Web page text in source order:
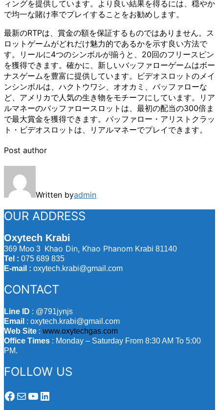
ィングを提供しています。より良い結果を得るには、穏やか
で均一な賭け率でプレイすることをお勧めします。
最新のRTPは、賞金の額を保証するものではありません。ス
ロットゲームがどれだけ魅力的であるかを示す良い方法で
す。リールに4つのシンボルが揃うと、20回のフリースピン
を獲得できます。確かに、新しいバッファローゲームはボー
ナスゲームを豊富に提供しています。ビデオスロットのメイ
ンシンボルは、ハクトウワシ、オオカミ、バッファローな
ど、アメリカで人気の生き物をモチーフにしています。リア
ルマネーのバッファロースロットは、最初の配当の300倍ま
で最大賞金を獲得できます。バッファロー・アリストクラッ
ト・ビデオスロットは、リアルマネーでプレイできます。
Post author
Written byadmin
OUR ADDRESS
Oxytech Krabi
369 Moo 3 Khao Din, Khao Phanom Krabi 81140
Tel : 075 689 835
E-mail : oxytech.krabi@gmail.com
CONTACT
Line ID : @791jynjs
Email : oxytech.krabi@gmail.com
Web Site : www.oxytechgas.com
Office Times : Monday – Saturday From 8:30 AM To 5:00
PM.
FOLLOW US
Facebook
MailYouTube
LinkedIn